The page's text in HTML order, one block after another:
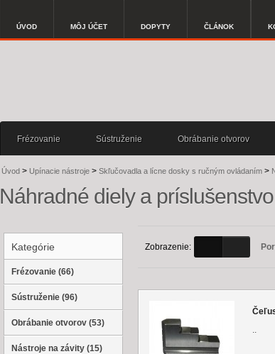
ÚVOD MÔJ ÚČET DOPYTY ČLÁNOK
Frézovanie Sústruženie Obrábanie otvorov
Úvod > Upínacie nástroje > Skľučovadla a lícne dosky s ručným ovládaním >
Náhradné diely a
Kategórie
Frézovanie (66)
Sústruženie (96)
Obrábanie otvorov (53)
Nástroje na závity (15)
Zobrazenie:
..